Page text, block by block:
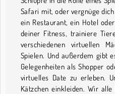
Safari mit, oder vergnüge
ein Restaurant, ein Hotel
deiner Fitness, trainiere
verschiedenen virtuellen
Spielen. Und außerdem gibt
Gelegenheiten als Shopper
virtuelles Date zu erleben.
Kätzchen einkleiden. Wir